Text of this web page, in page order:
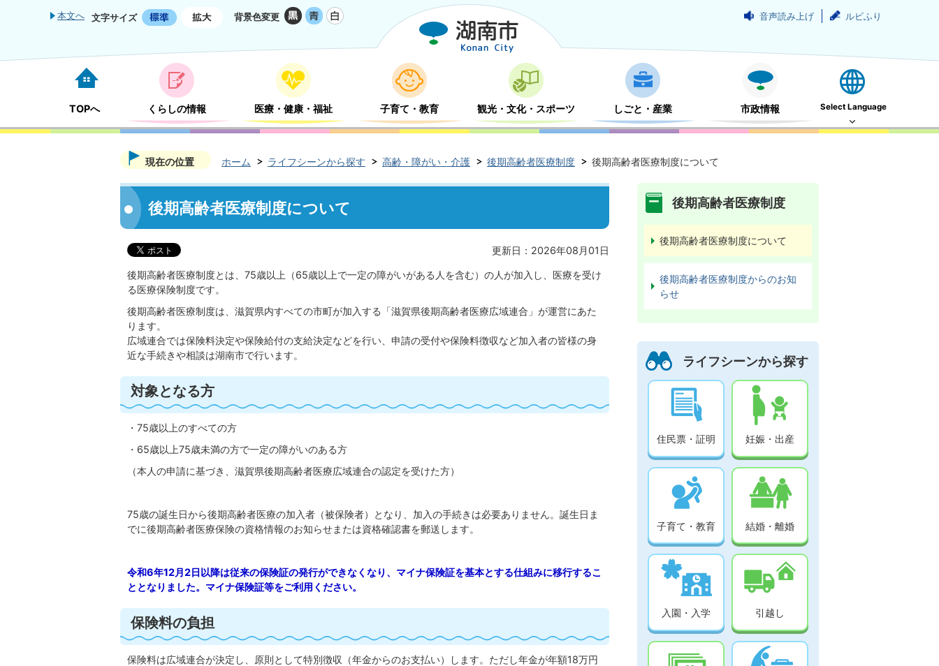
本文へ 文字サイズ 背景色変更 音声読み上げ ルビふり
TOPへ くらしの情報 医療・健康・福祉 子育て・教育 観光・文化・スポーツ しごと・産業 市政情報 Select Language
現在の位置 ホーム ライフシーンから探す 高齢・障がい・介護 後期高齢者医療制度 後期高齢者医療制度について
後期高齢者医療制度について
更新日：2026年08月01日
後期高齢者医療制度とは、75歳以上（65歳以上で一定の障がいがある人を含む）の人が加入し、医療を受け
る医療保険制度です。
後期高齢者医療制度は、滋賀県内すべての市町が加入する「滋賀県後期高齢者医療広域連合」が運営にあた
ります。
広域連合では保険料決定や保険給付の支給決定などを行い、申請の受付や保険料徴収など加入者の皆様の身
近な手続きや相談は湖南市で行います。
対象となる方
・75歳以上のすべての方
・65歳以上75歳未満の方で一定の障がいのある方
（本人の申請に基づき、滋賀県後期高齢者医療広域連合の認定を受けた方）
75歳の誕生日から後期高齢者医療の加入者（被保険者）となり、加入の手続きは必要ありません。誕生日ま
でに後期高齢者医療保険の資格情報のお知らせまたは資格確認書を郵送します。
令和6年12月2日以降は従来の保険証の発行ができなくなり、マイナ保険証を基本とする仕組みに移行するこ
ととなりました。マイナ保険証等をご利用ください。
保険料の負担
保険料は広域連合が決定し、原則として特別徴収（年金からのお支払い）します。ただし年金が年額18万円
後期高齢者医療制度
後期高齢者医療制度について
後期高齢者医療制度からのお知
らせ
ライフシーンから探す
住民票・証明 妊娠・出産
子育て・教育 結婚・離婚
入園・入学 引越し